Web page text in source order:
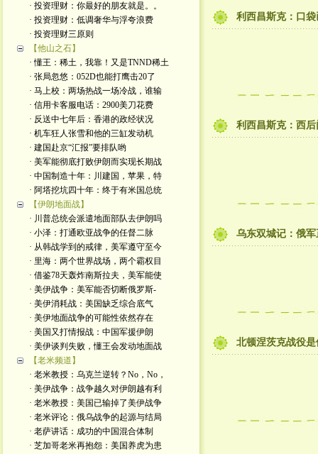
· 投资理财：你最好的朋友就是。。
· 投资理财：低调奢华与浮夸浪费
· 投资理财三原则
【他山之石】
· 懂王：稀土，我靠！又是TNND稀土
· 张局忽悠：052D也能打鹰击20了
· 马上校：两场热战一场冷战，谁输
· 信用卡客服电话：2900美刀花费
· 反送中七年后：香港的政经状况
· 机车狂人张雪和他的三缸发动机
· 建国赴京“汇报”要排队哟
· 美军能彻底打败伊朗而实现长期战
· 中国制造十年：川建国，苹果，特
· 阿塔挖坑四十年：终于有米国总统
【伊朗地面战】
· 川普总统会派遣地面部队去伊朗吗
· 小泽：打通欧亚战争的任督二脉
· 从韩战学到的戒律，美军遵守至今
· 里海：两个世界战场，两个霸权目
· 借鉴78天轰炸南斯拉夫，美军能使
· 美伊战争：美军能否切断俄罗斯-
· 美伊消耗战：美国缺乏综合底气
· 美伊地面战争的可能性依然存在
· 美国又打情报战：中国军援伊朗
· 美伊谈判失败，懂王会发动地面战
【老米频道】
· 老米教授：乌克兰逆转？No，No，
· 美伊战争：战争越久对伊朗越有利
· 老米教授：美国已输掉了美伊战争
· 老米评论：俄乌战争的起源与结局
· 老萨讲话：成功的中国混合体制
· 芝加哥老米再抱怨：美国养虎为患
利西昌斯克：口
利西昌斯克：西
乌东双城记：俄
北顿涅茨克战役